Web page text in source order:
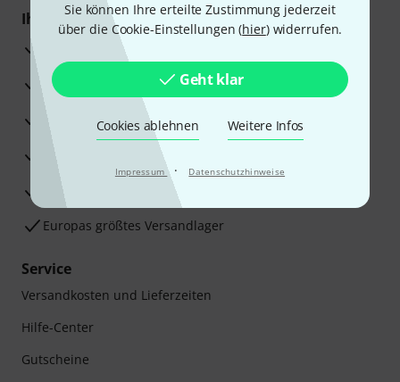
Sie können Ihre erteilte Zustimmung jederzeit
über die Cookie-Einstellungen (hier) widerrufen.
Geht klar
Cookies ablehnen Weitere Infos
Impressum · Datenschutzhinweise
Ihre Vorteile
3 Jahre Thomann Garantie
30 Tage Money-Back-Garantie
Reparaturservice
Beratung durch Fachexperten
Zufriedenheitsgarantie
Europas größtes Versandlager
Service
Versandkosten und Lieferzeiten
Hilfe-Center
Gutscheine